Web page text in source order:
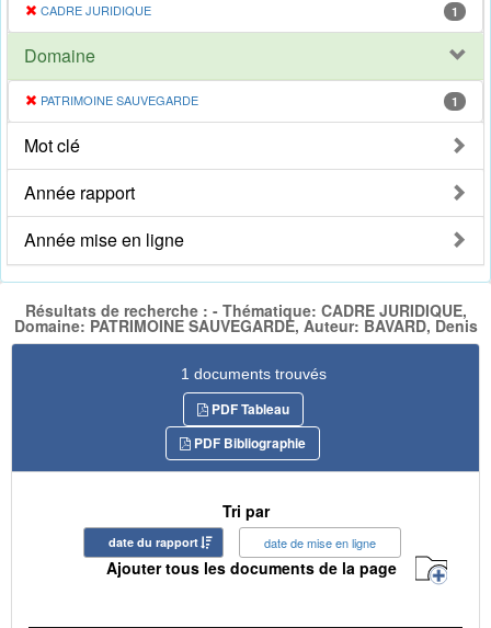
CADRE JURIDIQUE 1
Domaine
PATRIMOINE SAUVEGARDE 1
Mot clé
Année rapport
Année mise en ligne
Résultats de recherche : - Thématique: CADRE JURIDIQUE,
Domaine: PATRIMOINE SAUVEGARDE, Auteur: BAVARD, Denis
1 documents trouvés
PDF Tableau
PDF Bibliographie
Tri par
date du rapport date de mise en ligne
Ajouter tous les documents de la page